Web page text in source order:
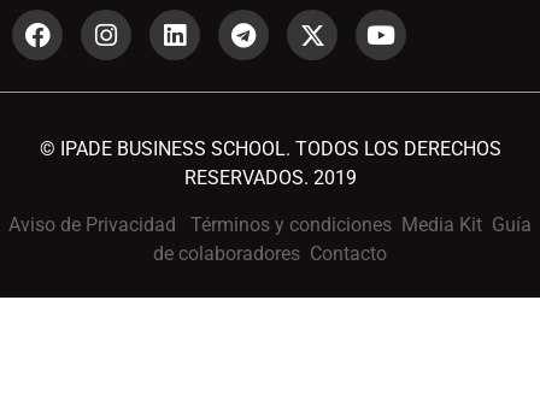
© IPADE BUSINESS SCHOOL. TODOS LOS DERECHOS
RESERVADOS. 2019
Aviso de Privacidad Términos y condiciones Media Kit Guía
de colaboradores Contacto